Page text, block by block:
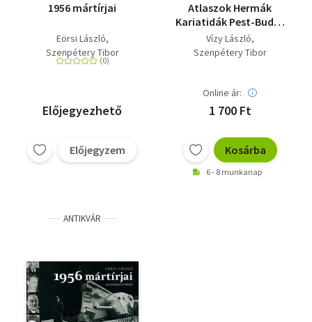
1956 mártírjai
Eörsi László
Szenpétery Tibor
Előjegyezhető
Előjegyzem
Atlaszok Hermák
Kariatidák Pest-Buda-
Óbuda házainak
homlokzatán
Vízy László
Szenpétery Tibor
Online ár:
1 700 Ft
Kosárba
6 - 8 munkanap
ANTIKVÁR